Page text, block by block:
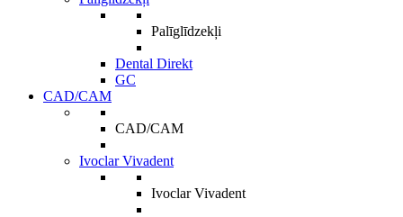
Palīglīdzekļi
Dental Direkt
GC
CAD/CAM
CAD/CAM
Ivoclar Vivadent
Ivoclar Vivadent